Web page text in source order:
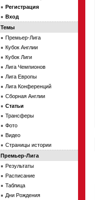
Регистрация
Вход
Темы
Премьер-Лига
Кубок Англии
Кубок Лиги
Лига Чемпионов
Лига Европы
Лига Конференций
Сборная Англии
Статьи
Трансферы
Фото
Видео
Страницы истории
Премьер-Лига
Результаты
Расписание
Таблица
Дни Рождения